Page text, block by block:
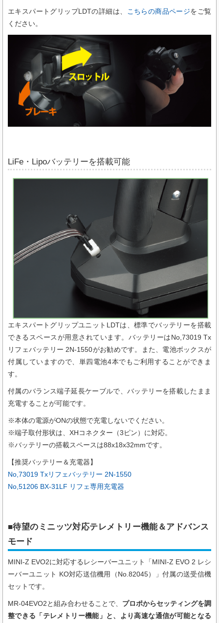
エキスパートグリップLDTの詳細は、 こちらの商品ページをご覧
ください。
LiFe・Lipoバッテリーを搭載可能
エキスパートグリップユニットLDTは、標準でバッテリーを搭載
できるスペースが用意されています。バッテリーはNo,73019 Tx
リフェバッテリー 2N-1550がお勧めです。また、電池ボックスが
付属していますので、単四電池4本でもご利用することができま
す。
付属のバランス端子延長ケーブルで、バッテリーを搭載したまま
充電することが可能です。
※本体の電源がONの状態で充電しないでください。
※端子取付形状は、XHコネクター（3ピン）に対応。
※バッテリーの搭載スペースは88x18x32mmです。
【推奨バッテリー＆充電器】
No,73019 Txリフェバッテリー 2N-1550
No,51206 BX-31LF リフェ専用充電器
■待望のミニッツ対応テレメトリー機能＆アドバンス
モード
MINI-Z EVO2に対応するレシーバーユニット「MINI-Z EVO 2 レシ
ーバーユニット KO対応送信機用（No.82045）
」付属の送受信機
セットです。
MR-04EVO2と組み合わせることで、 プロポからセッティングを調
整できる「テレメトリー機能」と、より高速な通信が可能となる